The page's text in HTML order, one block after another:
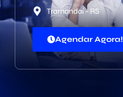
Tramandaí - RS
Agendar Agora!